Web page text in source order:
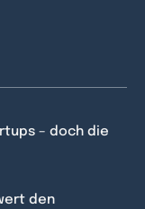
– doch die
den